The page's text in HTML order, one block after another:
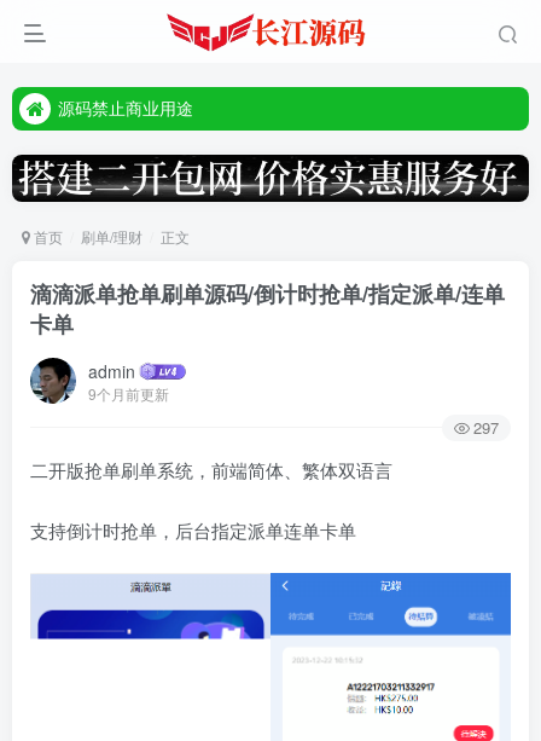
本站客服唯一tg:@vip668188
本站客服唯一tg:@vip668188
首页 刷单/理财 正文
滴滴派单抢单刷单源码/倒计时抢单/指定派单/连单
卡单
admin
9个月前更新
297
二开版抢单刷单系统，前端简体、繁体双语言
支持倒计时抢单，后台指定派单连单卡单